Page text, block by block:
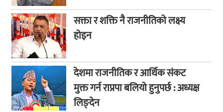
सक्ता र शक्ति नै राजनीतिको लक्ष्य
होइन
देशमा राजनीतिक र आर्थिक संकट
मुक्त गर्न राप्रपा बलियो हुनुपर्छ : अध्यक्ष
लिङ्देन